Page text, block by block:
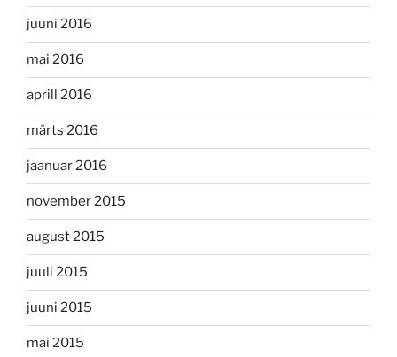
juuni 2016
mai 2016
aprill 2016
märts 2016
jaanuar 2016
november 2015
august 2015
juuli 2015
juuni 2015
mai 2015